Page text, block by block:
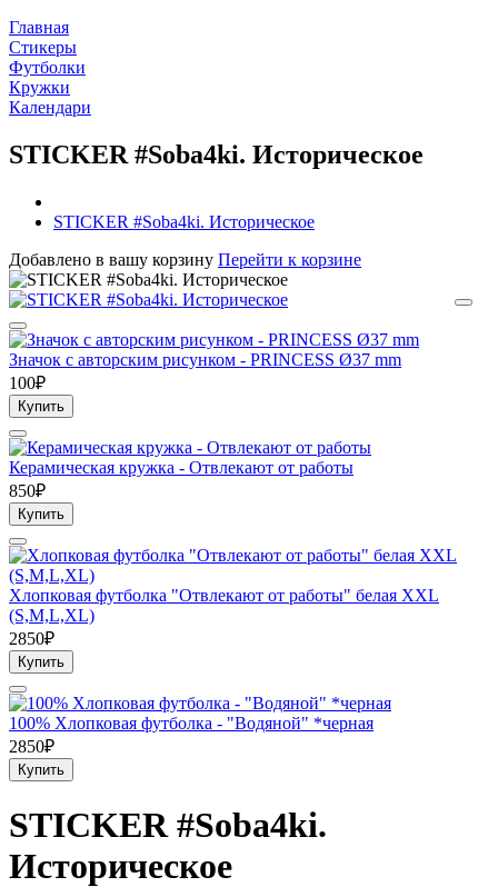
Главная
Стикеры
Футболки
Кружки
Календари
STICKER #Soba4ki. Историческое
STICKER #Soba4ki. Историческое
Добавлено в вашу корзину Перейти к корзине
Значок с авторским рисунком - PRINCESS Ø37 mm
100₽
Купить
Керамическая кружка - Отвлекают от работы
850₽
Купить
Хлопковая футболка "Отвлекают от работы" белая XXL
(S,M,L,ХL)
2850₽
Купить
100% Хлопковая футболка - "Водяной" *черная
2850₽
Купить
STICKER #Soba4ki.
Историческое